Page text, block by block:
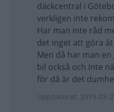
däckcentral i
verkligen inte
Har man inte råd
det inget att göra
Men då har man
bil också och inte
för då är det
Uppdaterat: 2019-03-